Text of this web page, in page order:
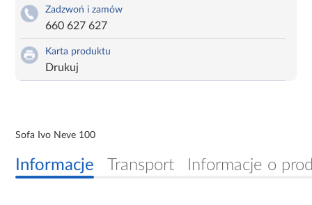
Zadzwoń i zamów
660 627 627
Karta produktu
Drukuj
Sofa Ivo Neve 100
Informacje Transport Informacje o